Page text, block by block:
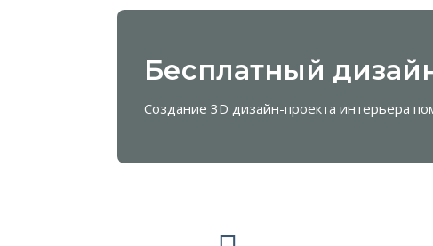
Бесплатный
Создание 3D дизайн-проекта интерьера